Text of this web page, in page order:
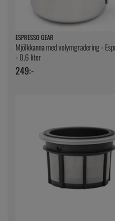
ESPRESSO GEAR
Mjölkkanna med volymgradering -
- 0,6 liter
249:-